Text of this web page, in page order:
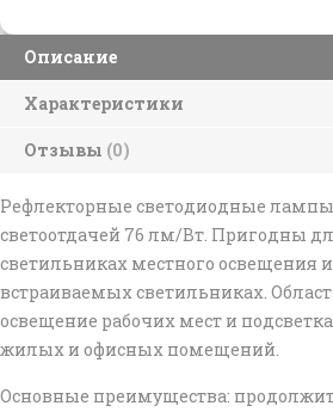
Описание
Характеристики
Отзывы (0)
Рефлекторные светодиодные
светоотдачей 76 лм/Вт. Пригодны
светильниках местного освещения
встраиваемых светильниках.
освещение рабочих мест и
жилых и офисных помещений.
Основные преимущества: